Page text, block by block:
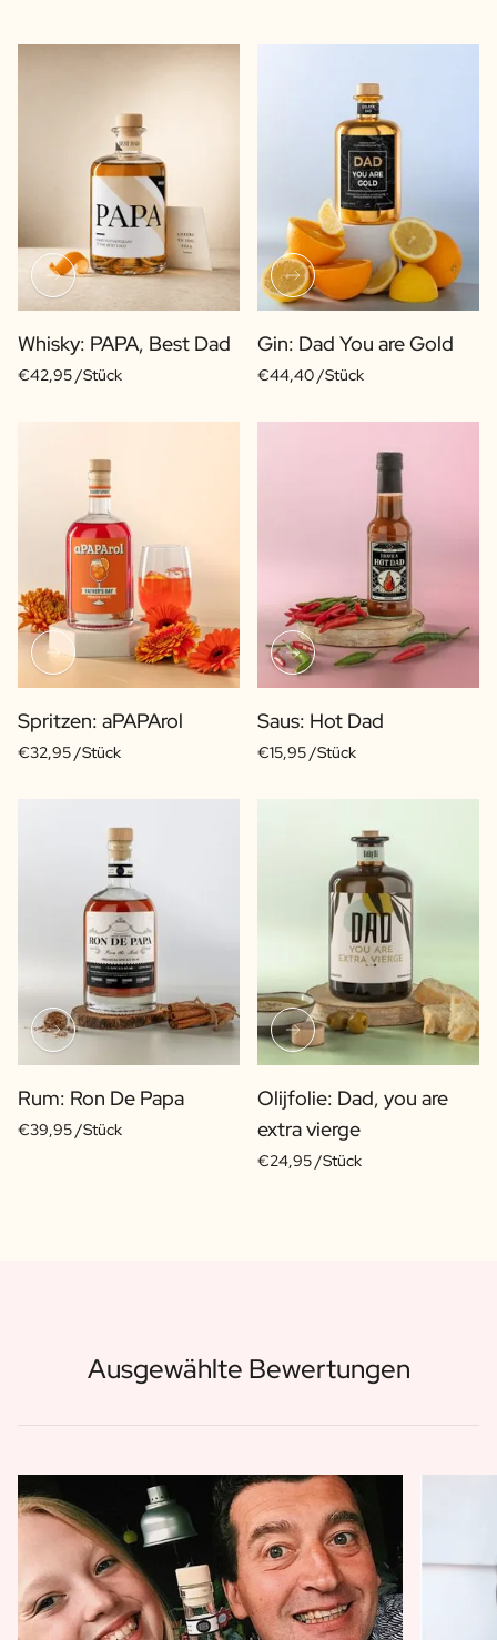
Whisky: PAPA, Best Dad
€42,95 /Stück
Gin: Dad You are Gold
€44,40 /Stück
Spritzen: aPAPArol
€32,95 /Stück
Saus: Hot Dad
€15,95 /Stück
Rum: Ron De Papa
€39,95 /Stück
Olijfolie: Dad, you are
extra vierge
€24,95 /Stück
Ausgewählte Bewertungen